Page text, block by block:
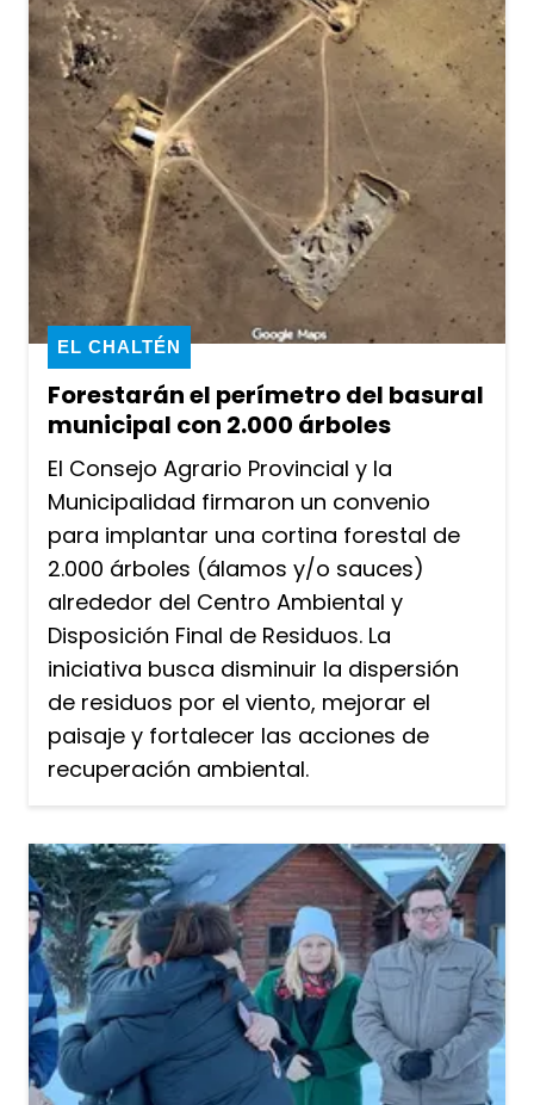
Forestarán el perímetro del basural
municipal con 2.000 árboles
EL CHALTÉN
El Consejo Agrario Provincial y la
Municipalidad firmaron un convenio
para implantar una cortina forestal de
2.000 árboles (álamos y/o sauces)
alrededor del Centro Ambiental y
Disposición Final de Residuos. La
iniciativa busca disminuir la dispersión
de residuos por el viento, mejorar el
paisaje y fortalecer las acciones de
recuperación ambiental.